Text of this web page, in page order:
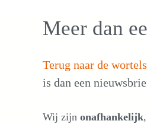
Meer dan
Terug naar de
is dan een
Wij zijn onafhankelijk